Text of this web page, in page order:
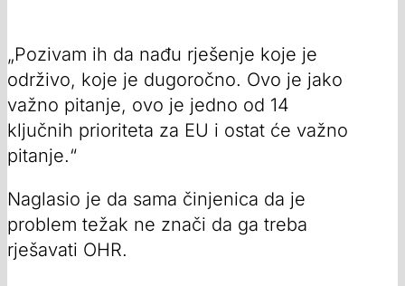
„Pozivam ih da nađu rješenje koje je
održivo, koje je dugoročno. Ovo je jako
važno pitanje, ovo je jedno od 14
ključnih prioriteta za EU i ostat će važno
pitanje.“
Naglasio je da sama činjenica da je
problem težak ne znači da ga treba
rješavati OHR.